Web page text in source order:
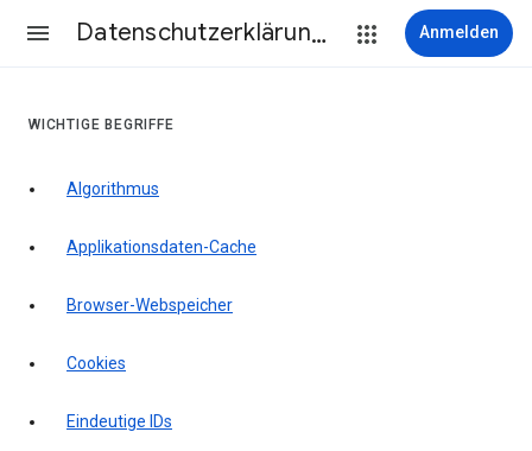
Datenschutzerklärung & Nutzungsbedingungen Anmelden
WICHTIGE BEGRIFFE
Algorithmus
Applikationsdaten-Cache
Browser-Webspeicher
Cookies
Eindeutige IDs